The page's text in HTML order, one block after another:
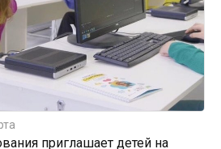
приглашает детей на